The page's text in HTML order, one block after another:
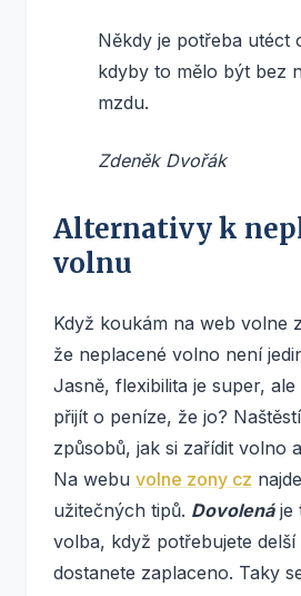
Někdy je potřeba utéct
kdyby to mělo být bez
mzdu.
Zdeněk Dvořák
Alternativy k
volnu
Když koukám na web volne
že neplacené volno není
Jasně, flexibilita je super,
přijít o peníze, že jo?
způsobů, jak si zařídit volno
Na webu volne zony cz
užitečných tipů. Dovolenáje
volba, když potřebujete
dostanete zaplaceno. Taky